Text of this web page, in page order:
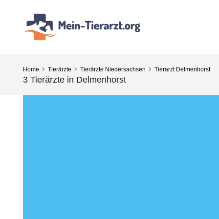
Home Tierärzte Tierärzte Niedersachsen Tierarzt Delmenhorst
3 Tierärzte in Delmenhorst